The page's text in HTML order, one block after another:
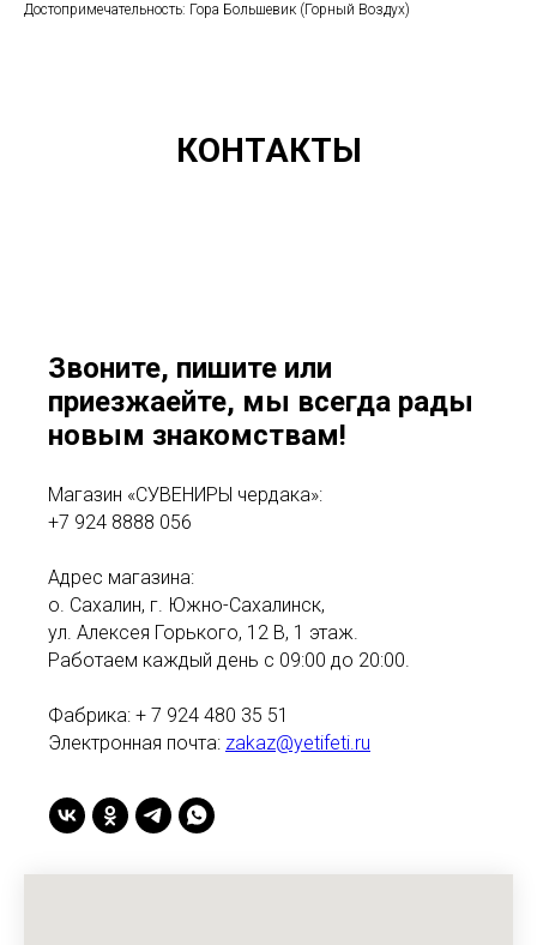
Достопримечательность: Гора Большевик (Горный Воздух)
КОНТАКТЫ
Звоните, пишите или
приезжаейте, мы всегда рады
новым знакомствам!
Магазин «СУВЕНИРЫ чердака»:
+7 924 8888 056
Адрес магазина:
о. Сахалин, г. Южно-Сахалинск,
ул. Алексея Горького, 12 В, 1 этаж.
Работаем каждый день с 09:00 до 20:00.
Фабрика: + 7 924 480 35 51
Электронная почта: zakaz@yetifeti.ru